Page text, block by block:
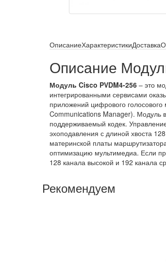
ОписаниеХарактеристикиДоставка
Описание
Модуль Cisco PVDM4-256 – это
интегрированными сервисами
приложений цифрового
Communications Manager). Модуль
поддерживаемый кодек.
эхоподавления с длиной хвоста
материнской платы
оптимизацию мультимедиа. Если
128 канала высокой и 192 канала
Рекомендуем